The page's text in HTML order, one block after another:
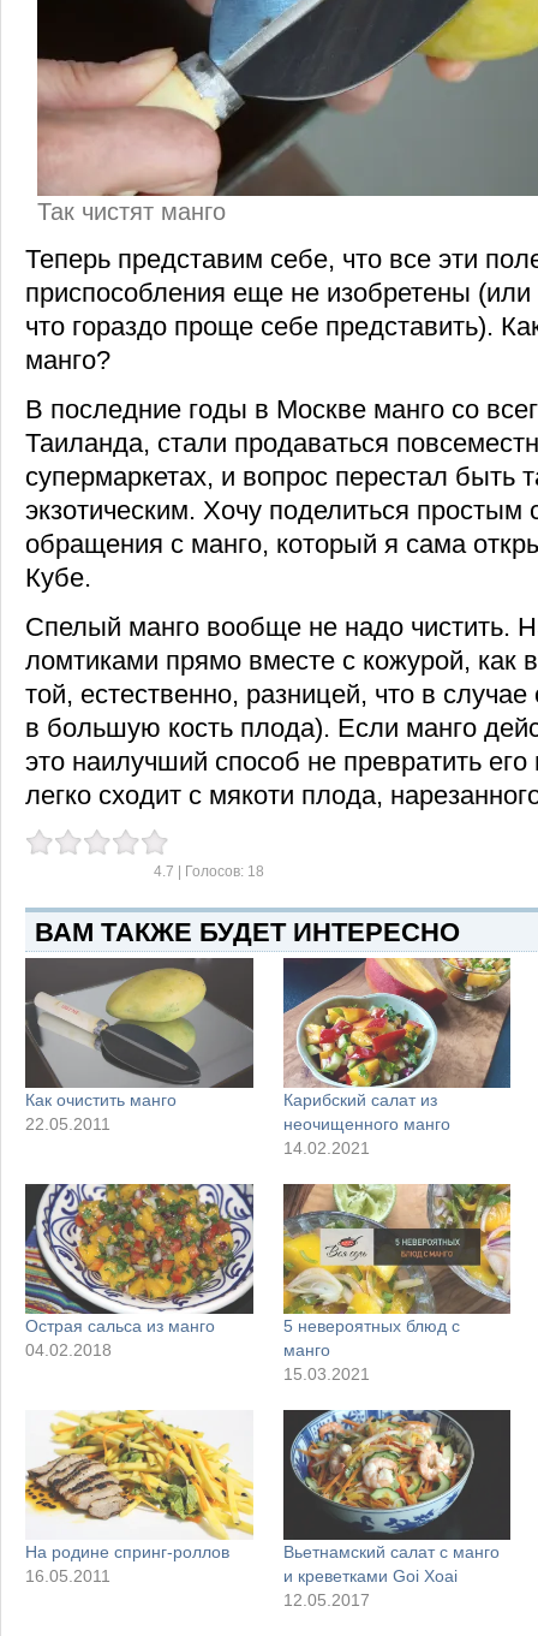
Так чистят манго
Теперь представим себе, что все эти
приспособления еще не изобретены (или
что гораздо проще себе представить).
манго?
В последние годы в Москве манго со
Таиланда, стали продаваться
супермаркетах, и вопрос перестал быть
экзотическим. Хочу поделиться простым
обращения с манго, который я сама
Кубе.
Спелый манго вообще не надо чистить.
ломтиками прямо вместе с кожурой, как
той, естественно, разницей, что в
в большую кость плода). Если манго
это наилучший способ не превратить
легко сходит с мякоти плода,
4.7 | Голосов: 18
ВАМ ТАКЖЕ БУДЕТ ИНТЕРЕСНО
Как очистить манго
22.05.2011
Карибский салат из
неочищенного манго
14.02.2021
Острая сальса из манго
04.02.2018
5 невероятных блюд с
манго
15.03.2021
На родине спринг-роллов
16.05.2011
Вьетнамский салат с манго
и креветками Goi Xoai
12.05.2017